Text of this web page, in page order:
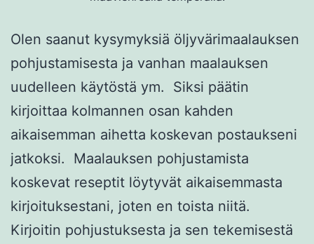
Olen saanut kysymyksiä öljyvärimaalauksen
pohjustamisesta ja vanhan maalauksen
uudelleen käytöstä ym. Siksi päätin
kirjoittaa kolmannen osan kahden
aikaisemman aihetta koskevan postaukseni
jatkoksi. Maalauksen pohjustamista
koskevat reseptit löytyvät aikaisemmasta
kirjoituksestani, joten en toista niitä.
Kirjoitin pohjustuksesta ja sen tekemisestä